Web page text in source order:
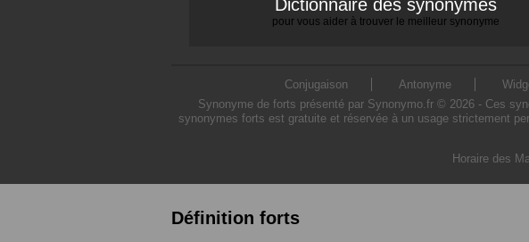
Dictionnaire des synonymes
pour vous aider à trouver le meilleur synonyme
Conjugaison Antonyme
Synonyme de forts présenté par Synonymo.fr © 2026 - Ces
synonymes forts est gratuite et réservée à un usage strictement
Horaire des
Définition forts